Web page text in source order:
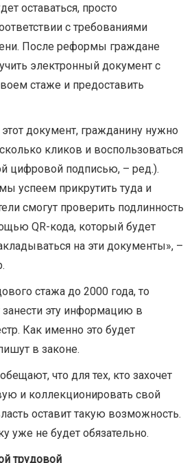
оставаться, просто
с требованиями
После реформы граждане
электронный документ с
стаже и предоставить
документ, гражданину нужно
кликов и воспользоваться
цифровой подписью, – ред.).
успеем прикрутить туда и
смогут проверить подлинность
QR-кода, который будет
на эти документы», –
стажа до 2000 года, то
эту информацию в
Как именно это будет
в законе.
что для тех, кто захочет
и коллекционировать свой
оставит такую ​​возможность.
уже не будет обязательно.
трудовой